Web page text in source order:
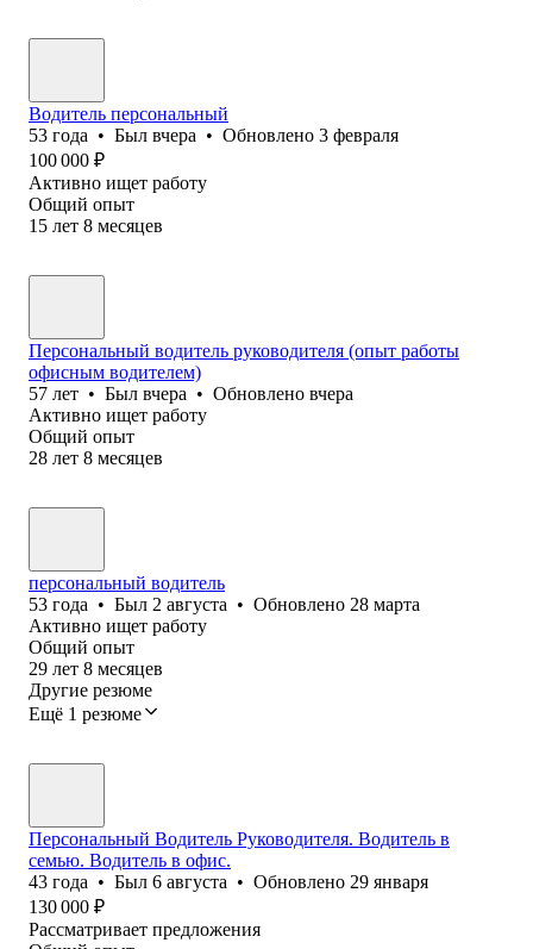
Водитель персональный
53 года • Был вчера • Обновлено 3 февраля
100 000 ₽
Активно ищет работу
Общий опыт
15 лет 8 месяцев
Персональный водитель руководителя (опыт работы
офисным водителем)
57 лет • Был вчера • Обновлено вчера
Активно ищет работу
Общий опыт
28 лет 8 месяцев
персональный водитель
53 года • Был 2 августа • Обновлено 28 марта
Активно ищет работу
Общий опыт
29 лет 8 месяцев
Другие резюме
Ещё 1 резюме
Персональный Водитель Руководителя. Водитель в
семью. Водитель в офис.
43 года • Был 6 августа • Обновлено 29 января
130 000 ₽
Рассматривает предложения